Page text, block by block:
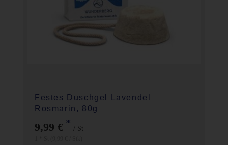
Festes Duschgel Lavendel
Rosmarin, 80g
9,99 € * / St